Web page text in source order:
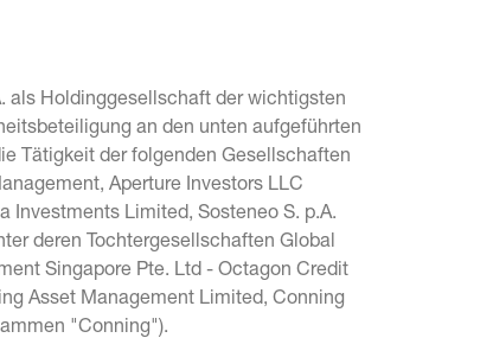
als Holdinggesellschaft der wichtigsten
an den unten aufgeführten
Tätigkeit der folgenden Gesellschaften
Aperture Investors LLC
Investments Limited, Sosteneo S. p.A.
deren Tochtergesellschaften Global
Singapore Pte. Ltd - Octagon Credit
Asset Management Limited, Conning
"Conning").